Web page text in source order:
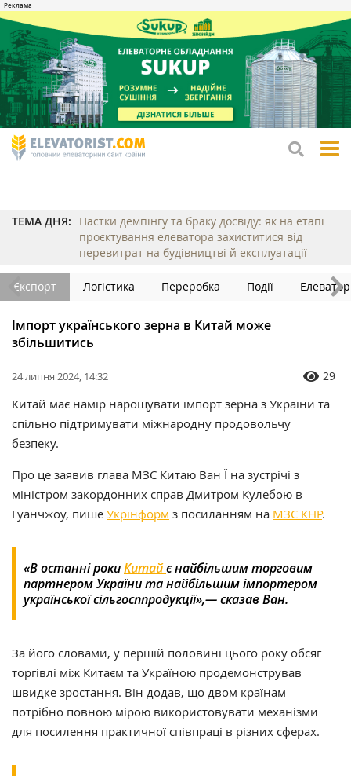
ТЕМА ДНЯ:
Пастки демпінгу та браку досвіду: як на етапі
проєктування елеватора захиститися від
перевитрат на будівництві й експлуатації
Експорт Логістика Переробка Події
Імпорт українського зерна в Китай може
збільшитись
24 липня 2024, 14:32 29
Китай має намір нарощувати імпорт зерна з України та
спільно підтримувати міжнародну продовольчу
безпеку.
Про це заявив глава МЗС Китаю Ван Ї на зустрічі з
міністром закордонних справ Дмитром Кулебою в
Гуанчжоу, пише Укрінформ з посиланням на МЗС КНР.
«В останні рокиКитайє найбільшим торговим
партнером України та найбільшим імпортером
української сільгосппродукції»,— сказав Ван.
За його словами, у першій половині цього року обсяг
торгівлі між Китаєм та Україною продемонстрував
швидке зростання. Він додав, що двом країнам
потрібно повною мірою використовувати механізми
для посилення практичної співпраці в різних сферах.